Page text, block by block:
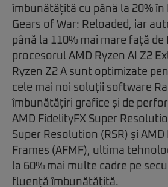
îmbunătățită cu până la 20% în
Gears of War: Reloaded, iar
până la 110% mai mare față de
procesorul AMD Ryzen AI Z2
Ryzen Z2 A sunt optimizate
cele mai noi soluții software
îmbunătățiri grafice și de
AMD FidelityFX Super
Super Resolution (RSR) și
Frames (AFMF), ultima
la 60% mai multe cadre pe
fluență îmbunătățită.